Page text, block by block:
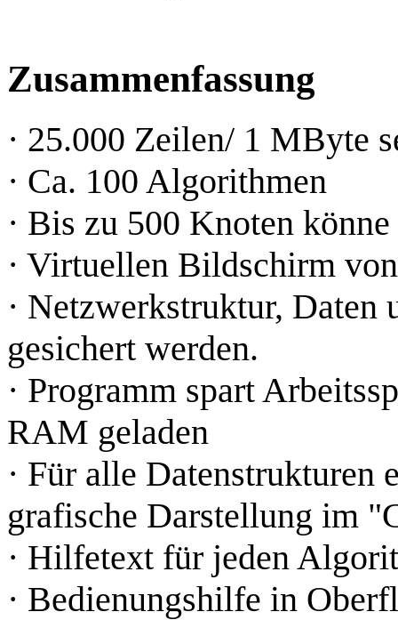
Zusammenfassung
· 25.000 Zeilen/ 1 MByte
· Ca. 100 Algorithmen
· Bis zu 500 Knoten
· Virtuellen Bildschirm
· Netzwerkstruktur,
gesichert werden.
· Programm spart
RAM geladen
· Für alle Datenstrukturen
grafische Darstellung im
· Hilfetext für jeden
· Bedienungshilfe in